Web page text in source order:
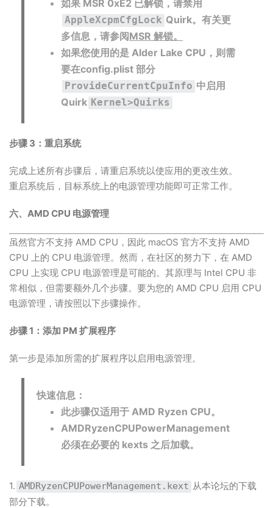
如果 MSR 0xE2 已解锁，请禁用
AppleXcpmCfgLock Quirk。有关更
多信息，请参阅MSR 解锁。
如果您使用的是 Alder Lake CPU，则需
要在config.plist 部分
ProvideCurrentCpuInfo 中启用
Quirk Kernel>Quirks
步骤 3：重启系统
完成上述所有步骤后，请重启系统以使应用的更改生效。
重启系统后，目标系统上的电源管理功能即可正常工作。
六、AMD CPU 电源管理
虽然官方不支持 AMD CPU，因此 macOS 官方不支持 AMD
CPU 上的 CPU 电源管理。然而，在社区的努力下，在 AMD
CPU 上实现 CPU 电源管理是可能的。其原理与 Intel CPU 非
常相似，但需要额外几个步骤。要为您的 AMD CPU 启用 CPU
电源管理，请按照以下步骤操作。
步骤 1：添加 PM 扩展程序
第一步是添加所需的扩展程序以启用电源管理。
快速信息：
此步骤仅适用于 AMD Ryzen CPU。
AMDRyzenCPUPowerManagement
必须在必要的 kexts 之后加载。
1. AMDRyzenCPUPowerManagement.kext 从本论坛的下载
部分下载。